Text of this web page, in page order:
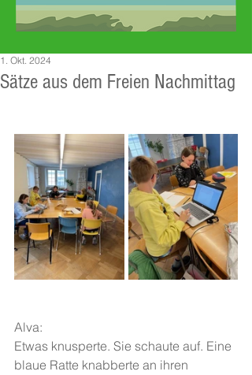
Sätze aus dem Freien Nachmittag
1. Okt. 2024
Alva:
Etwas knusperte. Sie schaute auf. Eine
blaue Ratte knabberte an ihren